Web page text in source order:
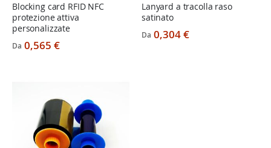
Blocking card RFID NFC
protezione attiva
personalizzate
Da 0,565 €
Lanyard a tracolla raso
satinato
Da 0,304 €